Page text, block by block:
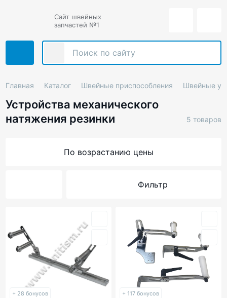
Сайт швейных
запчастей №1
Главная Каталог Швейные приспособления Швейные
Устройства механического
натяжения резинки
5 товаров
По возрастанию цены
Фильтр
+ 28 бонусов + 117 бонусов